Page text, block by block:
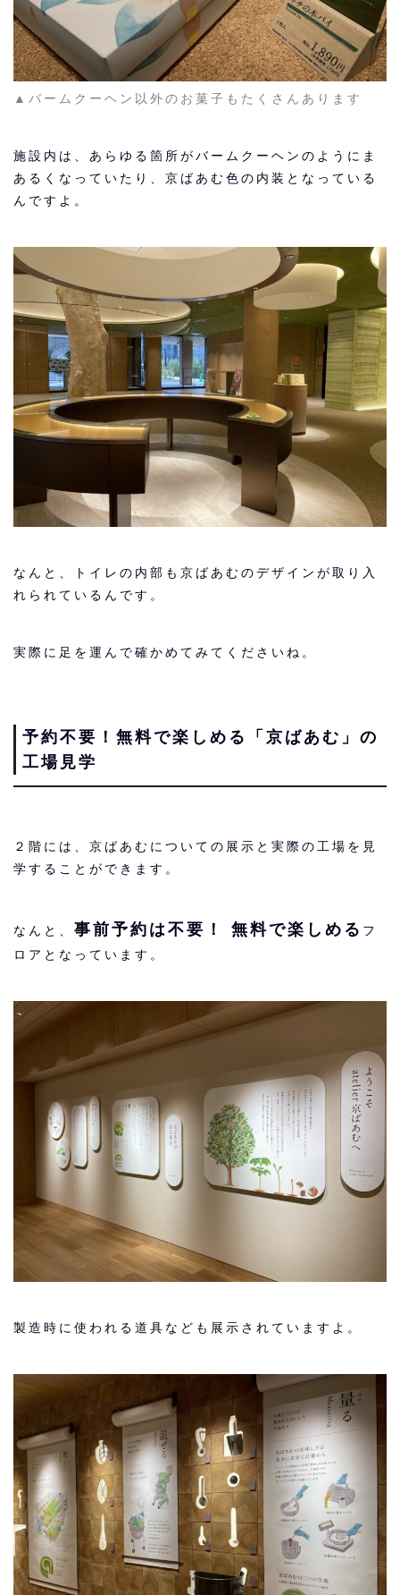
▲バームクーヘン以外のお菓子もたくさんあります
施設内は、あらゆる箇所がバームクーヘンのようにま
あるくなっていたり、京ばあむ色の内装となっている
んですよ。
なんと、トイレの内部も京ばあむのデザインが取り入
れられているんです。
実際に足を運んで確かめてみてくださいね。
予約不要！無料で楽しめる「京ばあむ」の
工場見学
２階には、京ばあむについての展示と実際の工場を見
学することができます。
なんと、 事前予約は不要！ 無料で楽しめる フ
ロアとなっています。
製造時に使われる道具なども展示されていますよ。